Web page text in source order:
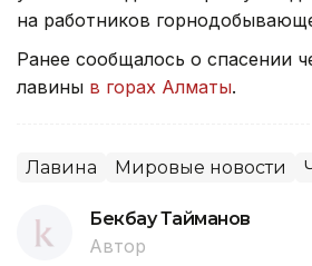
Площадка, которую накрыло
покрова оценивается в 3-6 м.
работы, в которых
единиц спецтехники.